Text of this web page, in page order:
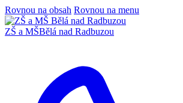
Rovnou na obsah Rovnou na menu
ZŠ a MŠBělá nad Radbuzou